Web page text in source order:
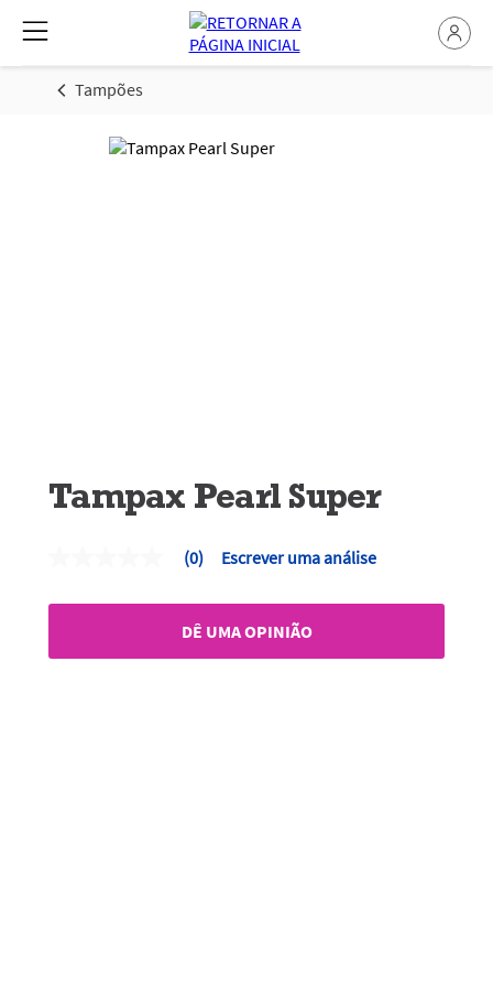
Tampões
Tampax Pearl Super
de
para
(0) Escrever uma análise
DÊ UMA OPINIÃO